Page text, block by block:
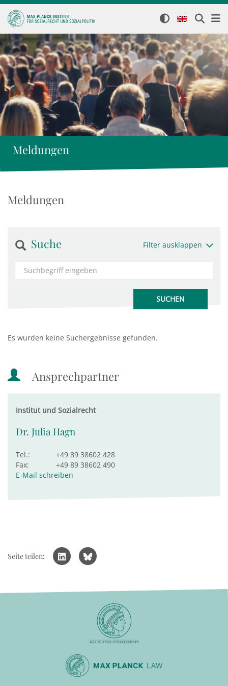
Meldungen
Meldungen
Suche Filter ausklappen
Es wurden keine Suchergebnisse gefunden.
Ansprechpartner
Institut und Sozialrecht
Dr. Julia Hagn
Tel.:
+49 89 38602 428
Fax:
+49 89 38602 490
E-Mail schreiben
Seite teilen: